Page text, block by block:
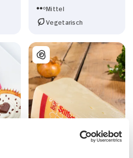
Mittel
Vegetarisch